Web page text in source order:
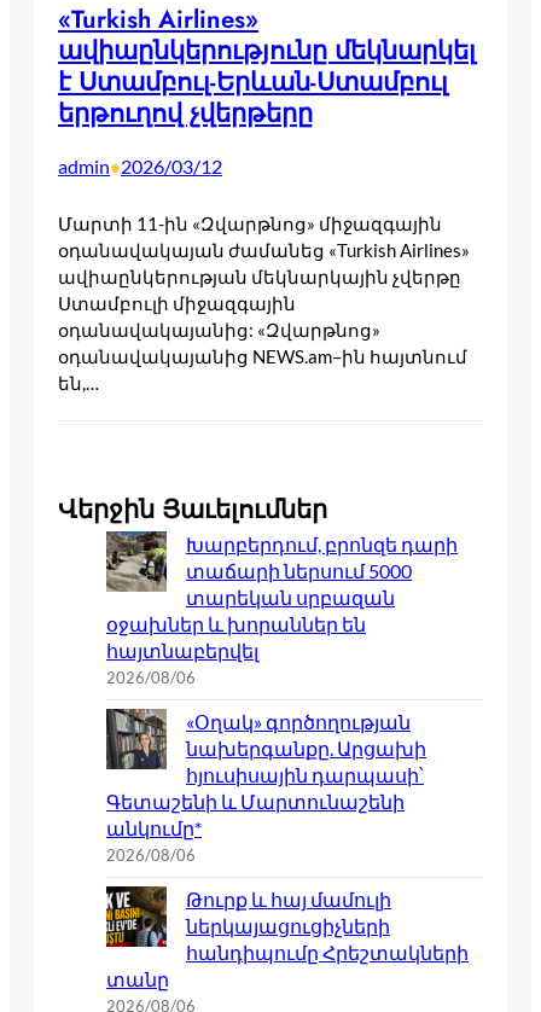
«Turkish Airlines»
ավիաընկերությունը մեկնարկել
է Ստամբուլ-Երևան-Ստամբուլ
երթուղով չվերթերը
admin•2026/03/12
Մարտի 11-ին «Զվարթնոց» միջազգային
օդանավակայան ժամանեց «Turkish Airlines»
ավիաընկերության մեկնարկային չվերթը
Ստամբուլի միջազգային
օդանավակայանից: «Զվարթնոց»
օդանավակայանից NEWS.am–ին հայտնում
են,…
Վերջին Յաւելումներ
Խարբերդում, բրոնզե դարի
տաճարի ներսում 5000
տարեկան սրբազան
օջախներ և խորաններ են
հայտնաբերվել
2026/08/06
«Օղակ» գործողության
նախերգանքը. Արցախի
հյուսիսային դարպասի՝
Գետաշենի և Մարտունաշենի
անկումը*
2026/08/06
Թուրք և հայ մամուլի
ներկայացուցիչների
հանդիպումը Հրեշտակների
տանը
2026/08/06